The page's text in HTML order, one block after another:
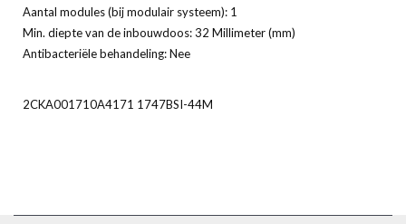
Aantal modules (bij modulair systeem): 1
Min. diepte van de inbouwdoos: 32 Millimeter (mm)
Antibacteriële behandeling: Nee
2CKA001710A4171 1747BSI-44M